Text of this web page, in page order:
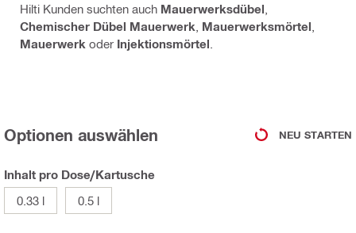
Hilti Kunden suchten auch Mauerwerksdübel
Chemischer Dübel Mauerwerk Mauerwerksmörtel
Mauerwerk oder Injektionsmörtel
Optionen auswählen NEU STARTEN
Inhalt pro Dose/Kartusche
0.33 l
0.5 l